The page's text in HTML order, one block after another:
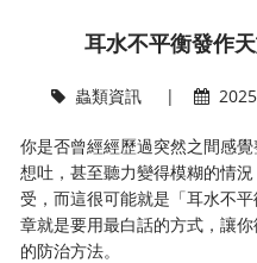
耳水不平衡發作
蟲類資訊|
你是否曾經經歷過突然之間感
想吐，甚至聽力變得模糊的情
受，而這很可能就是「耳水不
章就是要用最白話的方式，讓
的防治方法。